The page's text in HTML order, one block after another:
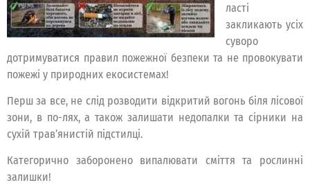
ласті
закликають усіх
суворо
дотримуватися правил пожежної безпеки та не провокувати
пожежі у природних екосистемах!
Перш за все, не слід розводити відкритий вогонь біля лісової
зони, в по-лях, а також залишати недопалки та сірники на
сухій трав’янистій підстилці.
Категорично заборонено випалювати сміття та рослинні
залишки!